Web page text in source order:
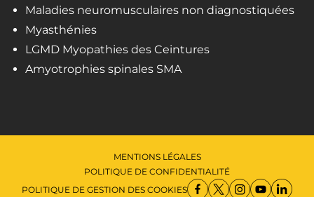
Maladies neuromusculaires non diagnostiquées
Myasthénies
LGMD Myopathies des Ceintures
Amyotrophies spinales SMA
MENTIONS LÉGALES
POLITIQUE DE CONFIDENTIALITÉ
POLITIQUE DE GESTION DES COOKIES